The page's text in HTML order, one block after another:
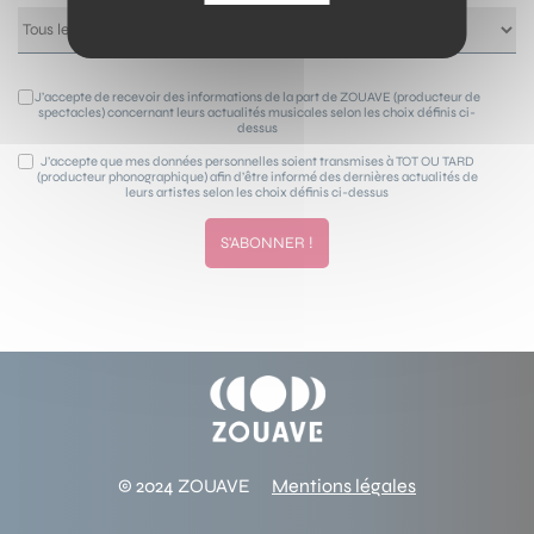
J’accepte de recevoir des informations de la part de ZOUAVE (producteur de
spectacles) concernant leurs actualités musicales selon les choix définis ci-
dessus
J’accepte que mes données personnelles soient transmises à TOT OU TARD
(producteur phonographique) afin d’être informé des dernières actualités de
leurs artistes selon les choix définis ci-dessus
© 2024 ZOUAVE Mentions légales